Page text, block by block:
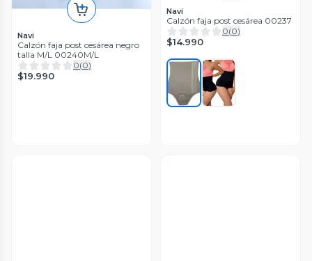
Navi
Calzón faja post cesárea negro
talla M/L 00240M/L
0(0)
$19.990
Navi
Calzón faja post cesárea 00237
0(0)
$14.990